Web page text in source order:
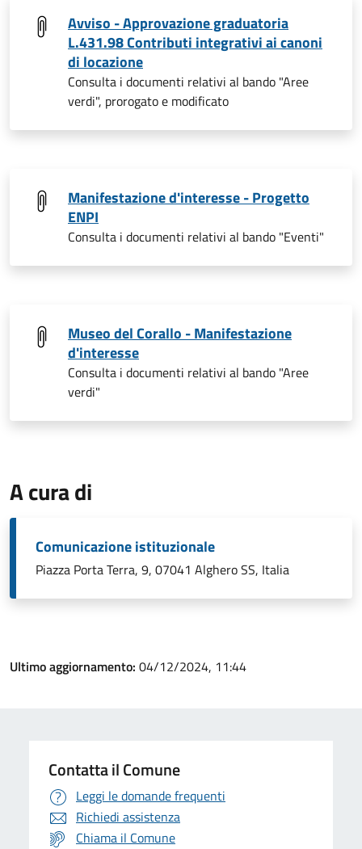
Avviso - Approvazione graduatoria
L.431.98 Contributi integrativi ai canoni
di locazione
Consulta i documenti relativi al bando "Aree
verdi", prorogato e modificato
Manifestazione d'interesse - Progetto
ENPI
Consulta i documenti relativi al bando "Eventi"
Museo del Corallo - Manifestazione
d'interesse
Consulta i documenti relativi al bando "Aree
verdi"
A cura di
Comunicazione istituzionale
Piazza Porta Terra, 9, 07041 Alghero SS, Italia
Ultimo aggiornamento: 04/12/2024, 11:44
Contatta il Comune
Leggi le domande frequenti
Richiedi assistenza
Chiama il Comune